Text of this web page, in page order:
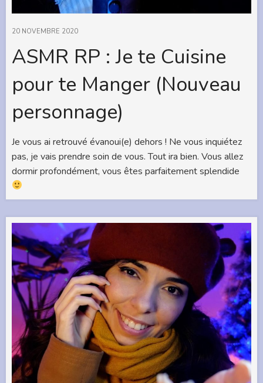
20 NOVEMBRE 2020
ASMR RP : Je te Cuisine
pour te Manger (Nouveau
personnage)
Je vous ai retrouvé évanoui(e) dehors ! Ne vous inquiétez
pas, je vais prendre soin de vous. Tout ira bien. Vous allez
dormir profondément, vous êtes parfaitement splendide